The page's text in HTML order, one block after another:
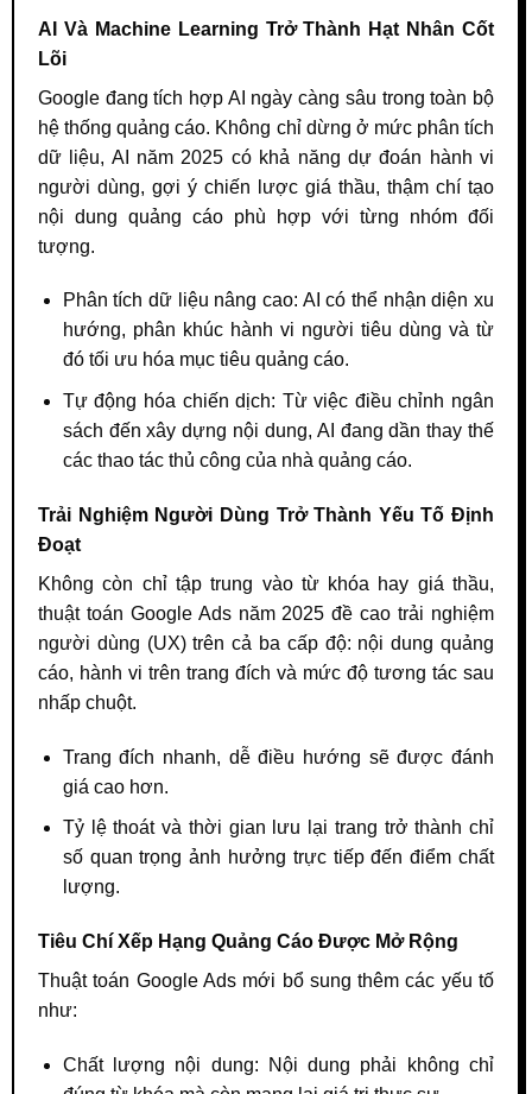
AI Và Machine Learning Trở Thành Hạt Nhân Cốt
Lõi
Google đang tích hợp AI ngày càng sâu trong toàn bộ
hệ thống quảng cáo. Không chỉ dừng ở mức phân tích
dữ liệu, AI năm 2025 có khả năng dự đoán hành vi
người dùng, gợi ý chiến lược giá thầu, thậm chí tạo
nội dung quảng cáo phù hợp với từng nhóm đối
tượng.
Phân tích dữ liệu nâng cao: AI có thể nhận diện xu
hướng, phân khúc hành vi người tiêu dùng và từ
đó tối ưu hóa mục tiêu quảng cáo.
Tự động hóa chiến dịch: Từ việc điều chỉnh ngân
sách đến xây dựng nội dung, AI đang dần thay thế
các thao tác thủ công của nhà quảng cáo.
Trải Nghiệm Người Dùng Trở Thành Yếu Tố Định
Đoạt
Không còn chỉ tập trung vào từ khóa hay giá thầu,
thuật toán Google Ads năm 2025 đề cao trải nghiệm
người dùng (UX) trên cả ba cấp độ: nội dung quảng
cáo, hành vi trên trang đích và mức độ tương tác sau
nhấp chuột.
Trang đích nhanh, dễ điều hướng sẽ được đánh
giá cao hơn.
Tỷ lệ thoát và thời gian lưu lại trang trở thành chỉ
số quan trọng ảnh hưởng trực tiếp đến điểm chất
lượng.
Tiêu Chí Xếp Hạng Quảng Cáo Được Mở Rộng
Thuật toán Google Ads mới bổ sung thêm các yếu tố
như:
Chất lượng nội dung: Nội dung phải không chỉ